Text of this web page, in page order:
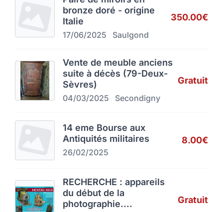
bronze doré - origine
Italie
17/06/2025 Saulgond
350.00€
Vente de meuble anciens
suite à décès (79-Deux-
Sèvres)
04/03/2025 Secondigny
Gratuit
14 eme Bourse aux
Antiquités militaires
26/02/2025
8.00€
RECHERCHE : appareils
du début de la
photographie....
Gratuit